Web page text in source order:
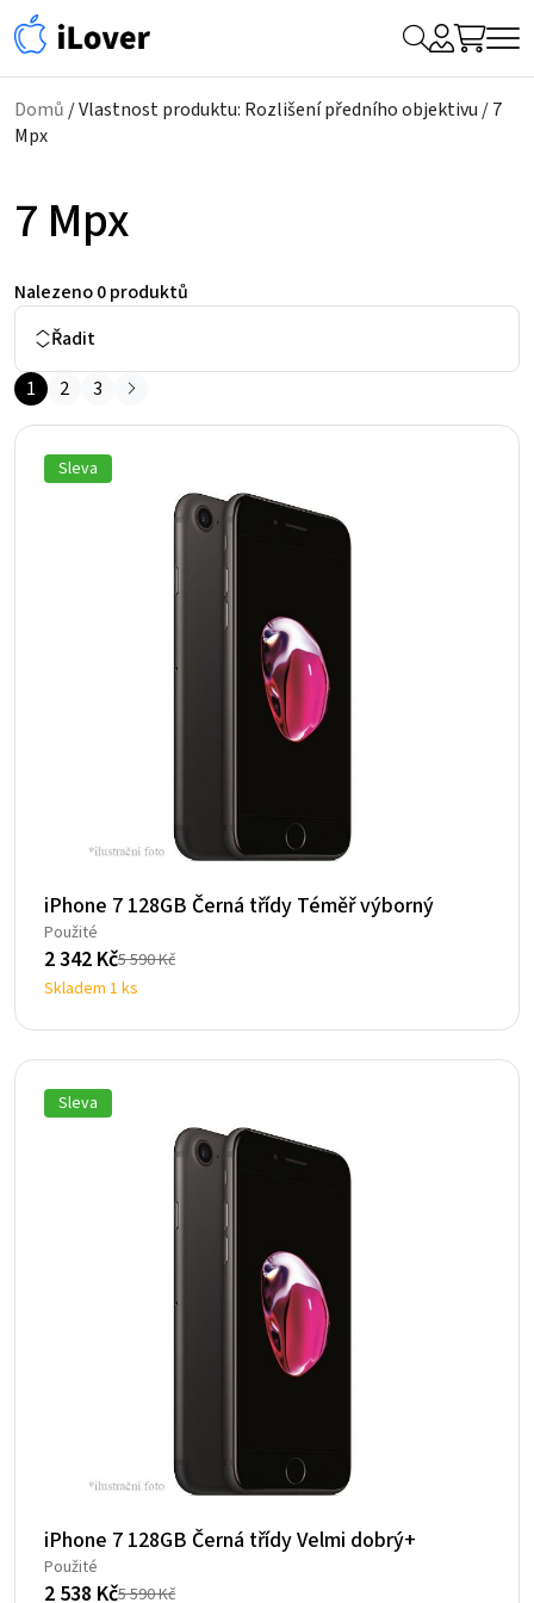
Hledat
My
Account
Domů / Vlastnost produktu: Rozlišení předního objektivu / 7
Mpx
7 Mpx
Nalezeno0 produktů
Řadit
1
2 3
Sleva
iPhone 7 128GB Černá třídy Téměř výborný
Použité
5 590Kč
Původní
cena
byla:
5
590 Kč.
2 342 Kč
Aktuální
cena
je:
2
342 Kč.
Skladem 1 ks
Sleva
iPhone 7 128GB Černá třídy Velmi dobrý+
Použité
5 590Kč
2 538 Kč